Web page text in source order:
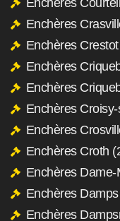
Enchères
Enchères
Enchères
Enchères
Enchères
Enchères
Enchères Croth
Enchères
Enchères
Enchères